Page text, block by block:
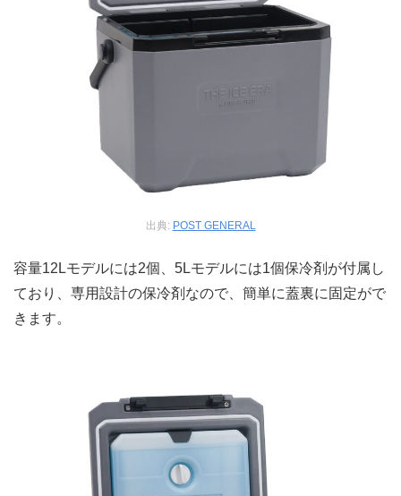
出典: POST GENERAL
容量12Lモデルには2個、5Lモデルには1個保冷剤が付属し
ており、専用設計の保冷剤なので、簡単に蓋裏に固定がで
きます。